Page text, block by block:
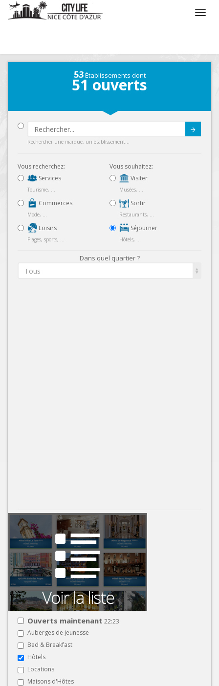
53Établissements dont
51 ouverts
Rechercher une marque, un établissement...
Vous recherchez:
Services
Tourisme, ...
Commerces
Mode, ...
Loisirs
Plages, sports, ...
Vous souhaitez:
Visiter
Musées, ...
Sortir
Restaurants, ...
Séjourner
Hôtels, ...
Dans quel quartier ?
Tous
Ouverts maintenant 22:23
Auberges de jeunesse
Bed & Breakfast
Hôtels
Locations
Maisons d'Hôtes